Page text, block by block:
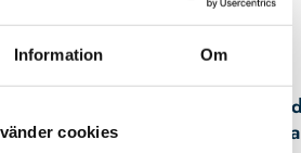
Information Om
cookies